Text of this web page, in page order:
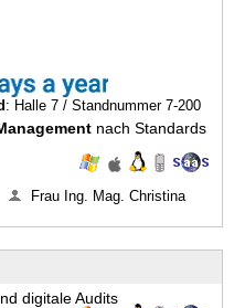
: Halle 7 / Standnummer 7-200
nach Standards
Frau Ing. Mag. Christina
digitale Audits